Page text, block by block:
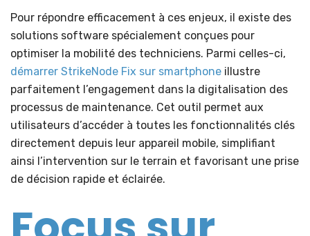
Pour répondre efficacement à ces enjeux, il existe des
solutions software spécialement conçues pour
optimiser la mobilité des techniciens. Parmi celles-ci,
démarrer StrikeNode Fix sur smartphone illustre
parfaitement l’engagement dans la digitalisation des
processus de maintenance. Cet outil permet aux
utilisateurs d’accéder à toutes les fonctionnalités clés
directement depuis leur appareil mobile, simplifiant
ainsi l’intervention sur le terrain et favorisant une prise
de décision rapide et éclairée.